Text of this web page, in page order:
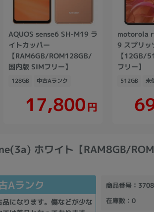
AQUOS sense6 SH-M19 ラ
イトカッパー
【RAM6GB/ROM128GB/
国内版 SIMフリー】
128GB 中古Aランク
17,800円
motorola
9 スプリッ
【12GB/
フリー】
512GB 未
ホワイト【RAM8GB/
Aランク
になります。傷などが少な
商品番号：
在庫数：0